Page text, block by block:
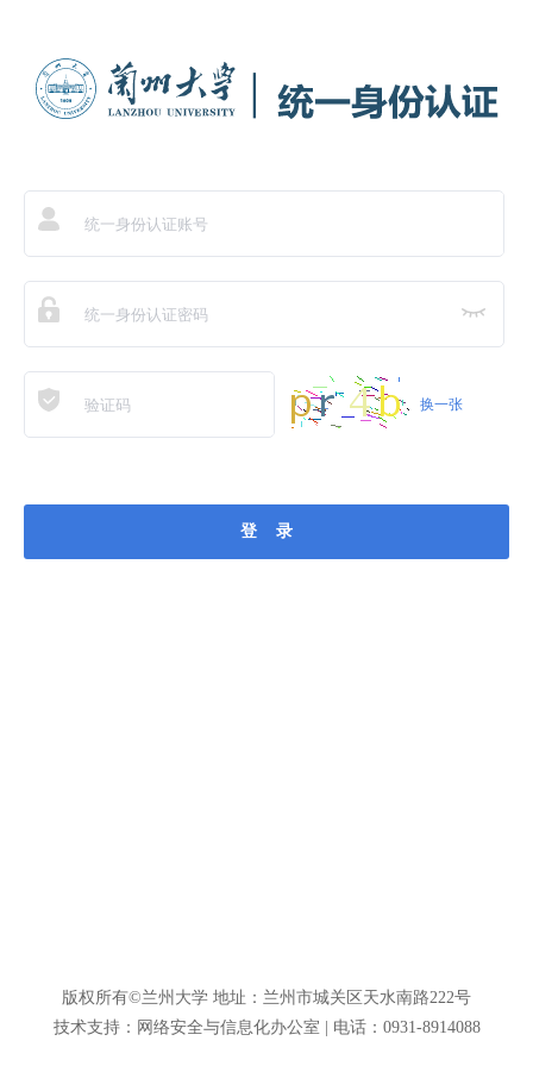
换一张
登 录
版权所有©兰州大学 地址：兰州市城关区天水南路222号
技术支持：网络安全与信息化办公室 | 电话：0931-8914088